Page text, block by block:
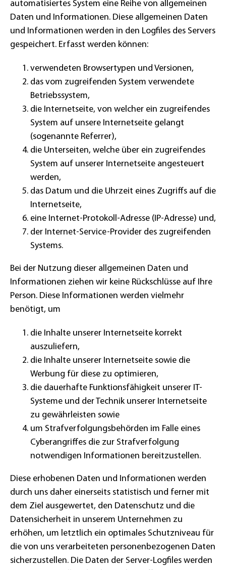
automatisiertes System eine Reihe von allgemeinen
Daten und Informationen. Diese allgemeinen Daten
und Informationen werden in den Logfiles des Servers
gespeichert. Erfasst werden können:
verwendeten Browsertypen und Versionen,
das vom zugreifenden System verwendete
Betriebssystem,
die Internetseite, von welcher ein zugreifendes
System auf unsere Internetseite gelangt
(sogenannte Referrer),
die Unterseiten, welche über ein zugreifendes
System auf unserer Internetseite angesteuert
werden,
das Datum und die Uhrzeit eines Zugriffs auf die
Internetseite,
eine Internet-Protokoll-Adresse (IP-Adresse) und,
der Internet-Service-Provider des zugreifenden
Systems.
Bei der Nutzung dieser allgemeinen Daten und
Informationen ziehen wir keine Rückschlüsse auf Ihre
Person. Diese Informationen werden vielmehr
benötigt, um
die Inhalte unserer Internetseite korrekt
auszuliefern,
die Inhalte unserer Internetseite sowie die
Werbung für diese zu optimieren,
die dauerhafte Funktionsfähigkeit unserer IT-
Systeme und der Technik unserer Internetseite
zu gewährleisten sowie
um Strafverfolgungsbehörden im Falle eines
Cyberangriffes die zur Strafverfolgung
notwendigen Informationen bereitzustellen.
Diese erhobenen Daten und Informationen werden
durch uns daher einerseits statistisch und ferner mit
dem Ziel ausgewertet, den Datenschutz und die
Datensicherheit in unserem Unternehmen zu
erhöhen, um letztlich ein optimales Schutzniveau für
die von uns verarbeiteten personenbezogenen Daten
sicherzustellen. Die Daten der Server-Logfiles werden